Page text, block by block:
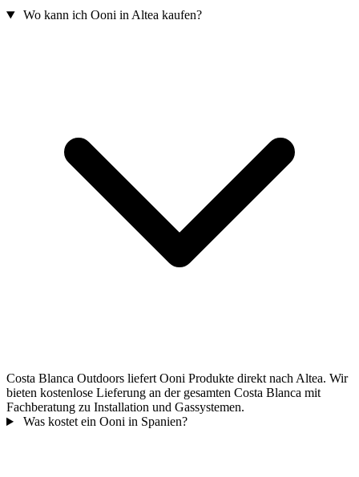
Wo kann ich Ooni in Altea kaufen?
Costa Blanca Outdoors liefert Ooni Produkte direkt nach Altea. Wir
bieten kostenlose Lieferung an der gesamten Costa Blanca mit
Fachberatung zu Installation und Gassystemen.
Was kostet ein Ooni in Spanien?